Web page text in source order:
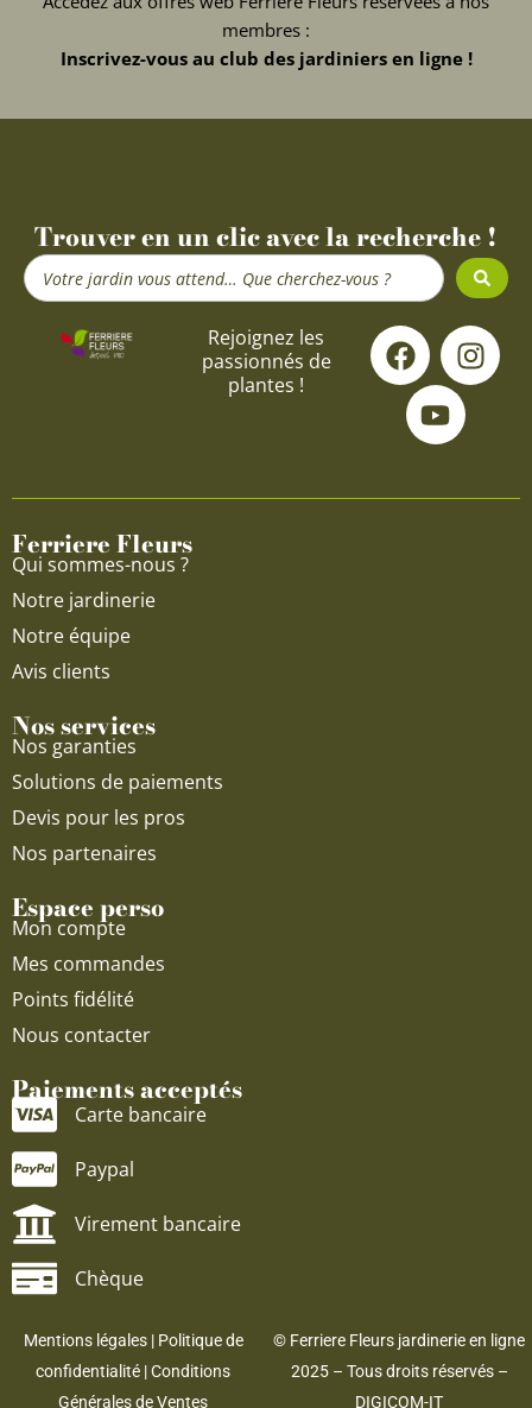
membres :
Inscrivez-vous au club des jardiniers en ligne !
Trouver en un clic avec la recherche !
Search
...
Rejoignez les
passionnés de
plantes !
F
a
c
e
o
I
n
s
g
Y
o
u
t
u
b
Ferriere Fleurs
Qui sommes-nous ?
Notre jardinerie
Notre équipe
Avis clients
Nos services
Nos garanties
Solutions de paiements
Devis pour les pros
Nos partenaires
Espace perso
Mon compte
Mes commandes
Points fidélité
Nous contacter
Paiements acceptés
Carte bancaire
Paypal
Virement bancaire
Chèque
Mentions légales| Politique de
confidentialité |Conditions
Générales de Ventes
© Ferriere Fleurs jardinerie en ligne
2025 – Tous droits réservés –
DIGICOM-IT